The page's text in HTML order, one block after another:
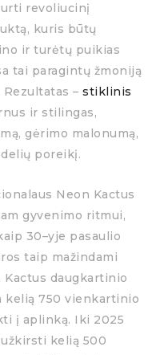
revoliucinį
kuris būtų
ir turėtų puikias
tai paragintų žmoniją
– stiklinis
ir stilingas,
gėrimo malonumą,
poreikį.
Neon Kactus
gyvenimo ritmui,
30–yje pasaulio
taip mažindami
daugkartinio
kelią 750 vienkartinio
į aplinką. Iki 2025
kelią 500